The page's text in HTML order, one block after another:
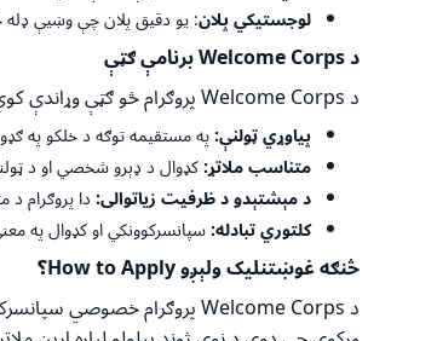
لوجستیکي پلان: یو دقیق پلان چې وښیې ډله
دWelcome Corpsبرنامې ګټې
دWelcome Corpsپروګرام څو ګټې وړاندې
پیاوړي ټولنې:په مستقیمه توګه د خلکو په
متناسب ملاتړ:کډوال د ډېرو شخصي او د
د مېشتېدو د ظرفیت زیاتوالی:دا پروګرام د
کلتوري تبادله:سپانسرکوونکي او کډوال په
څنګه غوښتنلیک ولېږوHow to Apply؟
دWelcome Corpsپروګرام خصوصي